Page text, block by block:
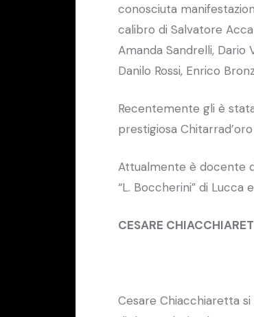
conosciuta
calibro di Salvatore
Amanda Sandrelli, Dario
Danilo Rossi, Enrico
Recentemente gli è
prestigiosa
Attualmente è docente
“L. Boccherini” di Lucca
CESARE
Cesare Chiacchiaretta